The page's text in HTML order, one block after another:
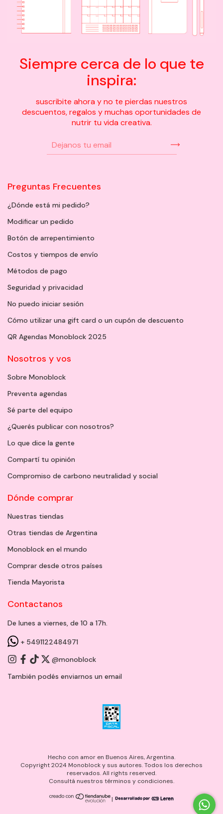
Siempre cerca de lo que te
inspira:
suscribite ahora y no te pierdas nuestros
descuentos, regalos y muchas oportunidades de
nutrir tu vida creativa.
Preguntas Frecuentes
¿Dónde está mi pedido?
Modificar un pedido
Botón de arrepentimiento
Costos y tiempos de envío
Métodos de pago
Seguridad y privacidad
No puedo iniciar sesión
Cómo utilizar una gift card o un cupón de descuento
QR Agendas Monoblock 2025
Nosotros y vos
Sobre Monoblock
Preventa agendas
Sé parte del equipo
¿Querés publicar con nosotros?
Lo que dice la gente
Compartí tu opinión
Compromiso de carbono neutralidad y social
Dónde comprar
Nuestras tiendas
Otras tiendas de Argentina
Monoblock en el mundo
Comprar desde otros países
Tienda Mayorista
Contactanos
De lunes a viernes, de 10 a 17h.
+ 5491122484971
@monoblock
También podés enviarnos un email
Hecho con amor en Buenos Aires, Argentina.
Copyright 2024 Monoblock y sus autores. Todos los derechos
reservados. All rights reserved.
Consultá nuestros términos y condiciones.
|